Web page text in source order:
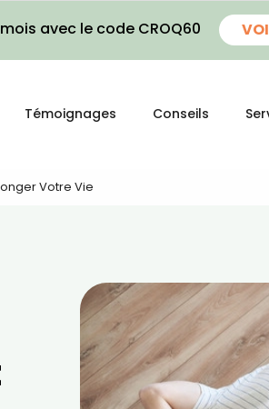
avec le code CROQ60
Témoignages Conseils
Votre Vie